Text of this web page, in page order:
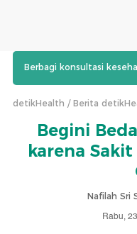
Berbagi konsultasi
detikHealth Berita
Begini
karena
Nafilah Sri
Rabu,